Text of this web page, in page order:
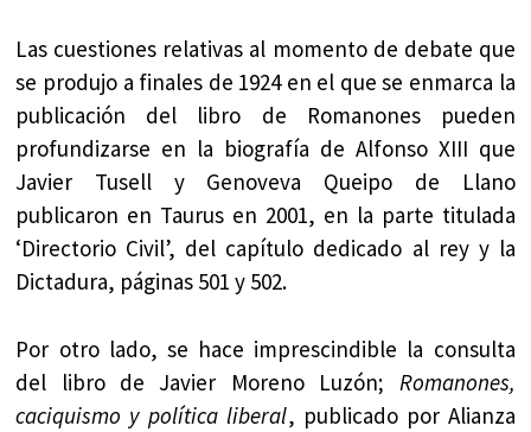
Las cuestiones relativas al momento de debate que
se produjo a finales de 1924 en el que se enmarca la
publicación del libro de Romanones pueden
profundizarse en la biografía de Alfonso XIII que
Javier Tusell y Genoveva Queipo de Llano
publicaron en Taurus en 2001, en la parte titulada
‘Directorio Civil’, del capítulo dedicado al rey y la
Dictadura, páginas 501 y 502.
Por otro lado, se hace imprescindible la consulta
del libro de Javier Moreno Luzón; Romanones,
caciquismo y política liberal, publicado por Alianza